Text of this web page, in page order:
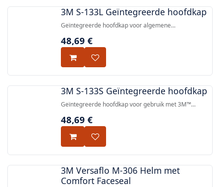
3M S-133L Geïntegreerde hoofdkap
Geïntegreerde hoofdkap voor algemene
montage en met uitstekende neerwaartse zicht.
48,69 €
3M S-133S Geïntegreerde hoofdkap
Geïntegreerde hoofdkap voor gebruik met 3M™
met beperkte hoofd- en gezichtsbedekking met oog- en
inspanningen, vloeistofspatten en stof (EN 166:2:F:3).
48,69 €
3M Versaflo M-306 Helm met
Comfort Faceseal